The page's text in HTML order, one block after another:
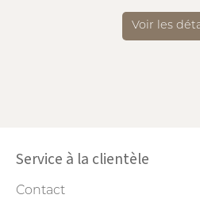
Voir les
Service à la clientèle
Contact